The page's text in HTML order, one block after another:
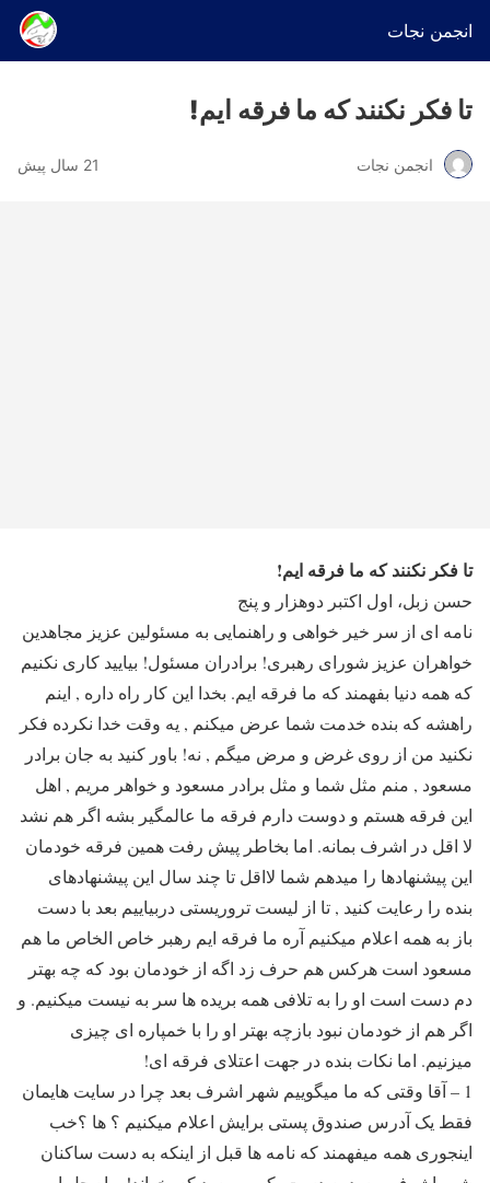
انجمن نجات
تا فکر نکنند که ما فرقه ایم!
انجمن نجات 21 سال پیش
تا فکر نکنند که ما فرقه ایم!
حسن زبل، اول اکتبر دوهزار و پنج
نامه ای از سر خیر خواهی و راهنمایی به مسئولین عزیز مجاهدین
خواهران عزیز شورای رهبری! برادران مسئول! بیایید کاری نکنیم
که همه دنیا بفهمند که ما فرقه ایم. بخدا این کار راه داره , اینم
راهشه که بنده خدمت شما عرض میکنم , یه وقت خدا نکرده فکر
نکنید من از روی غرض و مرض میگم , نه! باور کنید به جان برادر
مسعود , منم مثل شما و مثل برادر مسعود و خواهر مریم , اهل
این فرقه هستم و دوست دارم فرقه ما عالمگیر بشه اگر هم نشد
لا اقل در اشرف بمانه. اما بخاطر پیش رفت همین فرقه خودمان
این پیشنهادها را میدهم شما لااقل تا چند سال این پیشنهادهای
بنده را رعایت کنید , تا از لیست تروریستی دربیاییم بعد با دست
باز به همه اعلام میکنیم آره ما فرقه ایم رهبر خاص الخاص ما هم
مسعود است هرکس هم حرف زد اگه از خودمان بود که چه بهتر
دم دست است او را به تلافی همه بریده ها سر به نیست میکنیم. و
اگر هم از خودمان نبود بازچه بهتر او را با خمپاره ای چیزی
میزنیم. اما نکات بنده در جهت اعتلای فرقه ای!
1 – آقا وقتی که ما میگوییم شهر اشرف بعد چرا در سایت هایمان
فقط یک آدرس صندوق پستی برایش اعلام میکنیم ؟ ها ؟خب
اینجوری همه میفهمند که نامه ها قبل از اینکه به دست ساکنان